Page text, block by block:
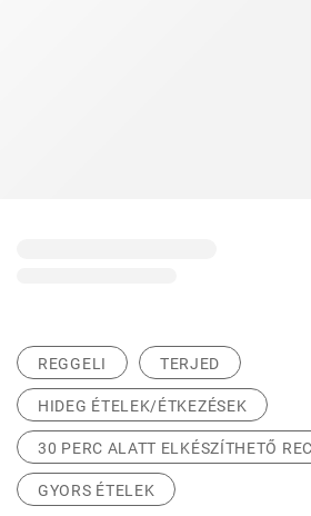
REGGELI TERJED
HIDEG ÉTELEK/ÉTKEZÉSEK
30 PERC ALATT ELKÉSZÍTHETŐ
GYORS ÉTELEK